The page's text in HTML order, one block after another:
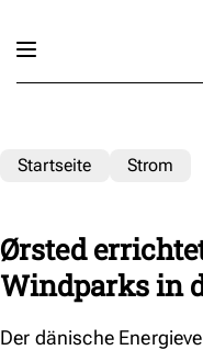
Startseite Strom
Ørsted
Windparks in
Der dänische